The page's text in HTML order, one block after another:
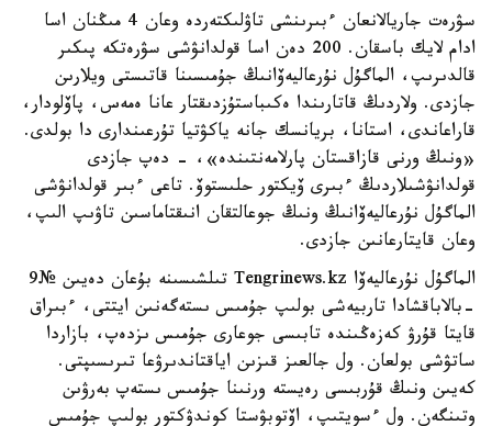
سۋرەت جاريالانعان ءبىرىنشى تاۋلىكتەردە وعان 4 مىڭنان اسا
ادام لايك باسقان. 200 دەن اسا قولدانۋشى سۋرەتكە پىكىر
قالدىرىپ، الماگۇل نۇرعاليەۆانىڭ جۇمىسىنا قاتىستى ويلارىن
جازدى. ولاردىڭ قاتارىندا ەكىباستۇزدىقتار عانا ەمەس، پاۆلودار،
قاراعاندى، استانا، بريانسك جانە ياكۋتيا تۇرعىندارى دا بولدى.
«ونىڭ ورنى قازاقستان پارلامەنتىندە»، - دەپ جازدى
قولدانۋشىلاردىڭ ءبىرى ۆيكتور حلىستوۆ. تاعى ءبىر قولدانۋشى
الماگۇل نۇرعاليەۆانىڭ ونىڭ جوعالتقان انىقتاماسىن تاۋىپ الىپ،
وعان قايتارعانىن جازدى.
الماگۇل نۇرعاليەۆا Tengrinews.kz تىلشىسىنە بۇعان دەيىن №9
-بالاباقشادا تاربيەشى بولىپ جۇمىس ىستەگەنىن ايتتى، ءبىراق
قايتا قۇرۋ كەزەڭىندە تابىسى جوعارى جۇمىس ىزدەپ، بازاردا
ساتۋشى بولعان. ول جالعىز قىزىن اياقتاندىرۋعا تىرىسىپتى.
كەيىن ونىڭ قۇربىسى رەيستە ورنىنا جۇمىس ىستەپ بەرۋىن
وتىنگەن. ول ءسويتىپ، اۆتوبۋستا كوندۋكتور بولىپ جۇمىس